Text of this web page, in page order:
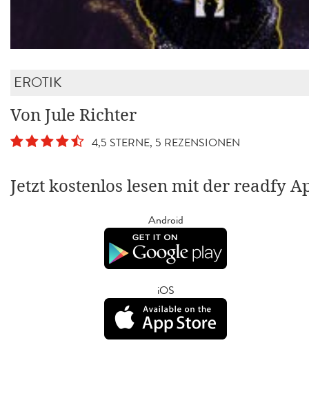
EROTIK
Von Jule Richter
4,5 STERNE, 5 REZENSIONEN
Jetzt kostenlos lesen mit der readfy
Android
iOS